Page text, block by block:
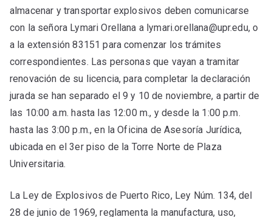
almacenar y transportar explosivos deben comunicarse
con la señora Lymari Orellana a lymari.orellana@upr.edu, o
a la extensión 83151 para comenzar los trámites
correspondientes. Las personas que vayan a tramitar
renovación de su licencia, para completar la declaración
jurada se han separado el 9 y 10 de noviembre, a partir de
las 10:00 a.m. hasta las 12:00 m., y desde la 1:00 p.m.
hasta las 3:00 p.m., en la Oficina de Asesoría Jurídica,
ubicada en el 3er piso de la Torre Norte de Plaza
Universitaria.
La Ley de Explosivos de Puerto Rico, Ley Núm. 134, del
28 de junio de 1969, reglamenta la manufactura, uso,